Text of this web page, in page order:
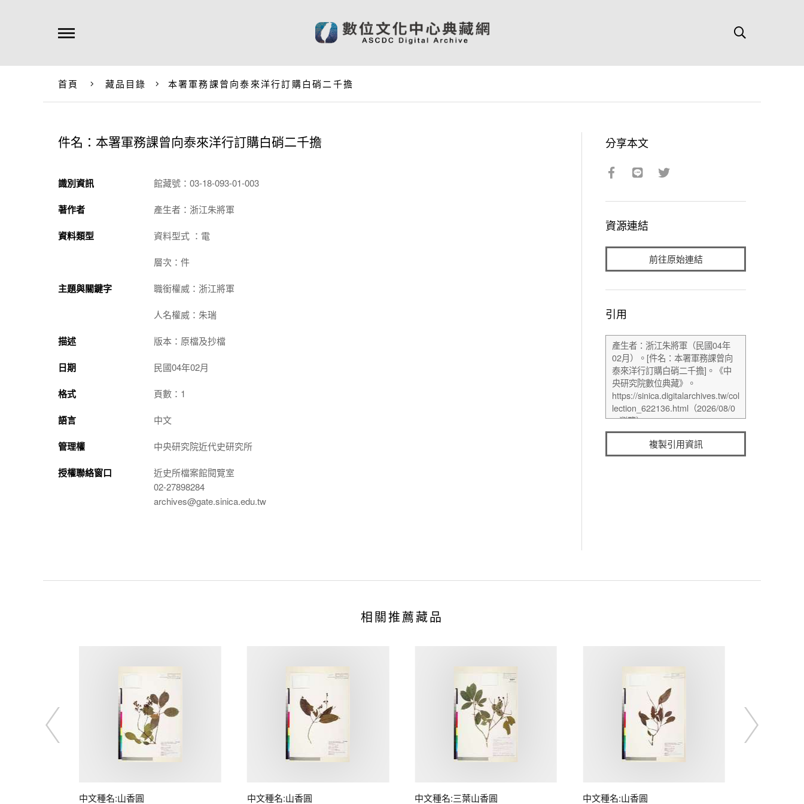
首頁 藏品目錄 本署軍務課曾向泰來洋行訂購白硝二千擔
件名：本署軍務課曾向泰來洋行訂購白硝二千擔
識別資訊 館藏號：03-18-093-01-003
著作者 產生者：浙江朱將軍
資料類型 資料型式 ：電
層次：件
主題與關鍵字 職銜權威：浙江將軍
人名權威：朱瑞
描述 版本：原檔及抄檔
日期 民國04年02月
格式 頁數：1
語言 中文
管理權 中央研究院近代史研究所
授權聯絡窗口
近史所檔案館閱覽室
02-27898284
archives@gate.sinica.edu.tw
分享本文
資源連結
前往原始連結
引用
複製引用資訊
相關推薦藏品
中文種名:山香圓 中文種名:山香圓 中文種名:三葉山香圓 中文種名:山香圓